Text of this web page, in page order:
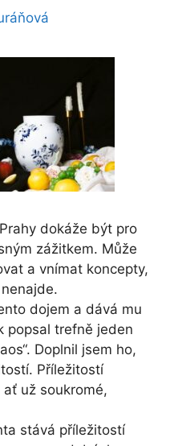
dokáže být pro
zážitkem. Může
a vnímat koncepty,
dojem a dává mu
popsal trefně jeden
Doplnil jsem ho,
Příležitostí
už soukromé,
stává příležitostí